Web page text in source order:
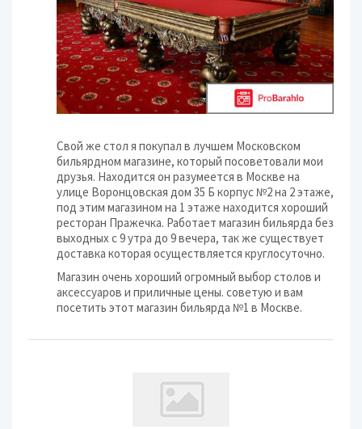
Свой же стол я покупал в лучшем Московском
бильярдном магазине, который посоветовали мои
друзья. Находится он разумеется в Москве на
улице Воронцовская дом 35 Б корпус №2 на 2 этаже,
под этим магазином на 1 этаже находится хороший
ресторан Пражечка. Работает магазин бильярда без
выходных с 9 утра до 9 вечера, так же существует
доставка которая осуществляется круглосуточно.
Магазин очень хороший огромный выбор столов и
аксессуаров и приличные цены. советую и вам
посетить этот магазин бильярда №1 в Москве.